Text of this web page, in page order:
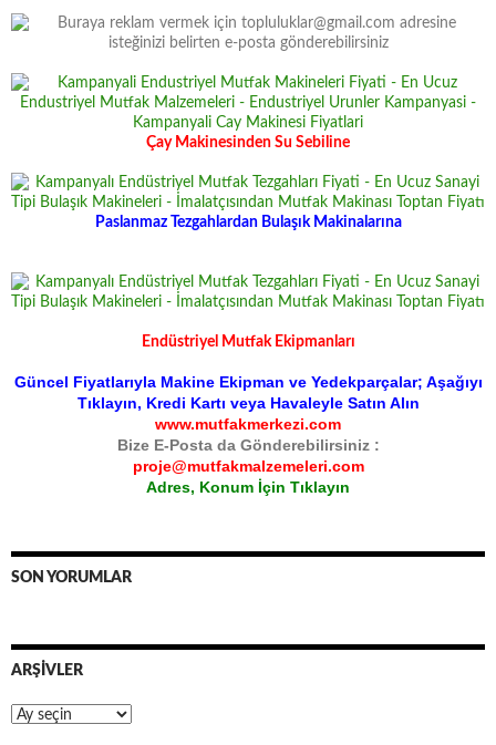
Çay Makinesinden Su Sebiline
Paslanmaz Tezgahlardan Bulaşık Makinalarına
Endüstriyel Mutfak Ekipmanları
Güncel Fiyatlarıyla Makine Ekipman ve Yedekparçalar; Aşağıyı
Tıklayın, Kredi Kartı veya Havaleyle Satın Alın
www.mutfakmerkezi.com
Bize E-Posta da Gönderebilirsiniz :
proje@mutfakmalzemeleri.com
Adres, Konum İçin Tıklayın
SON YORUMLAR
ARŞIVLER
Arşivler